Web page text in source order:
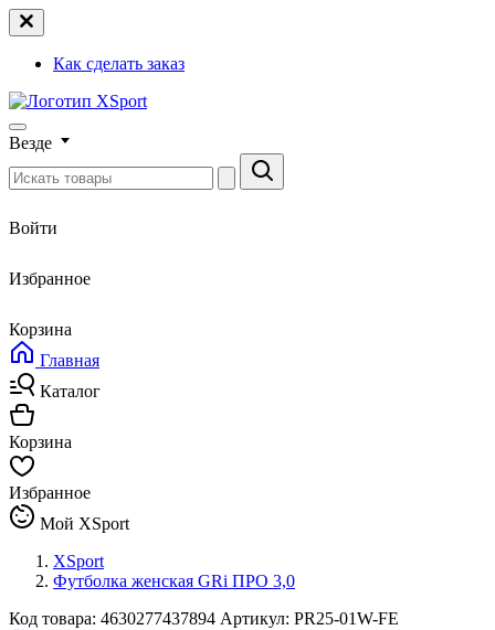
Как сделать заказ
Везде
Войти
Избранное
Корзина
Главная
Каталог
Корзина
Избранное
Мой XSport
XSport
Футболка женская GRi ПРО 3,0
Код товара: 4630277437894 Артикул: PR25-01W-FE